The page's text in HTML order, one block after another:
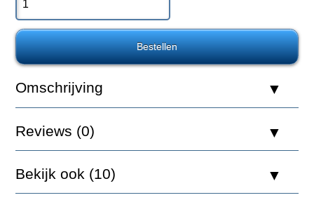
Internal
Thermal
Power
ITPF
Omschrijving
Reviews (0)
Bekijk ook (10)